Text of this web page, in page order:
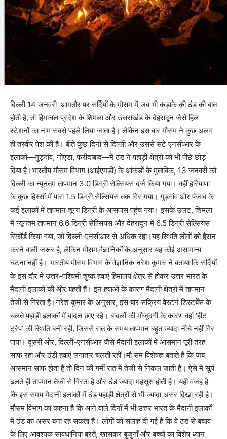
दिल्ली 14 जनवरी आमतौर पर सर्दियों के मौसम में जब भी कड़ाके की ठंड की बात
होती है, तो हिमाचल प्रदेश के शिमला और उत्तराखंड के देहरादून जैसे हिल
स्टेशनों का नाम सबसे पहले लिया जाता है। लेकिन इस बार मौसम ने कुछ अलग
ही तस्वीर पेश की है। बीते कुछ दिनों से दिल्ली और उससे सटे एनसीआर के
इलाकों—गुड़गांव, नोएडा, फरीदाबाद—में ठंड ने पहाड़ी क्षेत्रों को भी पीछे छोड़
दिया है।भारतीय मौसम विभाग (आईएमडी) के आंकड़ों के मुताबिक, 13 जनवरी को
दिल्ली का न्यूनतम तापमान 3.0 डिग्री सेल्सियस दर्ज किया गया। वहीं हरियाणा
के कुछ हिस्सों में पारा 1.5 डिग्री सेल्सियस तक गिर गया। गुड़गांव और पंजाब के
कई इलाकों में तापमान शून्य डिग्री के आसपास पहुंच गया। इसके उलट, शिमला
में न्यूनतम तापमान 6.6 डिग्री सेल्सियस और देहरादून में 6.5 डिग्री सेल्सियस
रिकॉर्ड किया गया, जो दिल्ली-एनसीआर से अधिक रहा।यह स्थिति लोगों को हैरान
करने वाली जरूर है, लेकिन मौसम वैज्ञानिकों के अनुसार यह कोई असामान्य
घटना नहीं है। भारतीय मौसम विभाग के वैज्ञानिक नरेश कुमार ने बताया कि सर्दियों
के इस दौर में उत्तर-पश्चिमी शुष्क हवाएं हिमालय क्षेत्र से होकर उत्तर भारत के
मैदानी इलाकों की ओर बहती हैं। इन हवाओं के कारण मैदानी क्षेत्रों में तापमान
तेजी से गिरता है।नरेश कुमार के अनुसार, इस बार सक्रिय वेस्टर्न डिस्टर्बेंस के
चलते पहाड़ी इलाकों में बादल छाए रहे। बादलों की मौजूदगी के कारण वहां ‘हीट
ट्रैप’ की स्थिति बनी रही, जिससे रात के समय तापमान बहुत ज्यादा नीचे नहीं गिर
पाया। दूसरी ओर, दिल्ली-एनसीआर जैसे मैदानी इलाकों में आसमान पूरी तरह
साफ रहा और ठंडी हवाएं लगातार चलती रहीं।मौ सम विशेषज्ञ बताते हैं कि जब
आसमान साफ होता है तो दिन की गर्मी रात में तेजी से निकल जाती है। ऐसे में सूर्य
ढलते ही तापमान तेजी से गिरता है और ठंड ज्यादा महसूस होती है। यही वजह है
कि इस समय मैदानी इलाकों में ठंड पहाड़ी क्षेत्रों से भी ज्यादा असर दिखा रही है।
मौसम विभाग का कहना है कि आने वाले दिनों में भी उत्तर भारत के मैदानी इलाकों
में ठंड का असर बना रह सकता है। लोगों को सलाह दी गई है कि वे ठंड से बचाव
के लिए आवश्यक सावधानियां बरतें, खासकर बुजुर्गों और बच्चों का विशेष ध्यान